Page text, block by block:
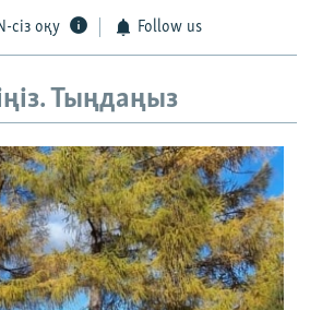
сіз оқу Follow us
Тыңдаңыз